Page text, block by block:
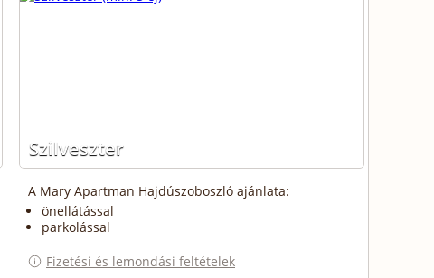
Szilveszter
A Mary Apartman Hajdúszoboszló ajánlata:
önellátással
parkolással
Fizetési és lemondási feltételek